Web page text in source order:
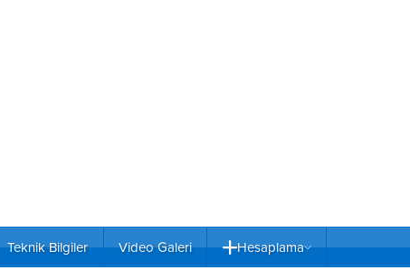
Teknik Bilgiler Video Galeri Hesaplama